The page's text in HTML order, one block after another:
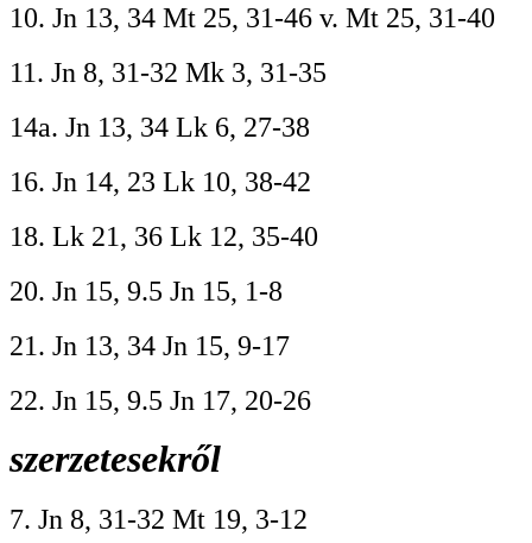
10. Jn 13, 34 Mt 25, 31-46 v. Mt 25, 31-40
11. Jn 8, 31-32 Mk 3, 31-35
14a. Jn 13, 34 Lk 6, 27-38
16. Jn 14, 23 Lk 10, 38-42
18. Lk 21, 36 Lk 12, 35-40
20. Jn 15, 9.5 Jn 15, 1-8
21. Jn 13, 34 Jn 15, 9-17
22. Jn 15, 9.5 Jn 17, 20-26
szerzetesekről
7. Jn 8, 31-32 Mt 19, 3-12